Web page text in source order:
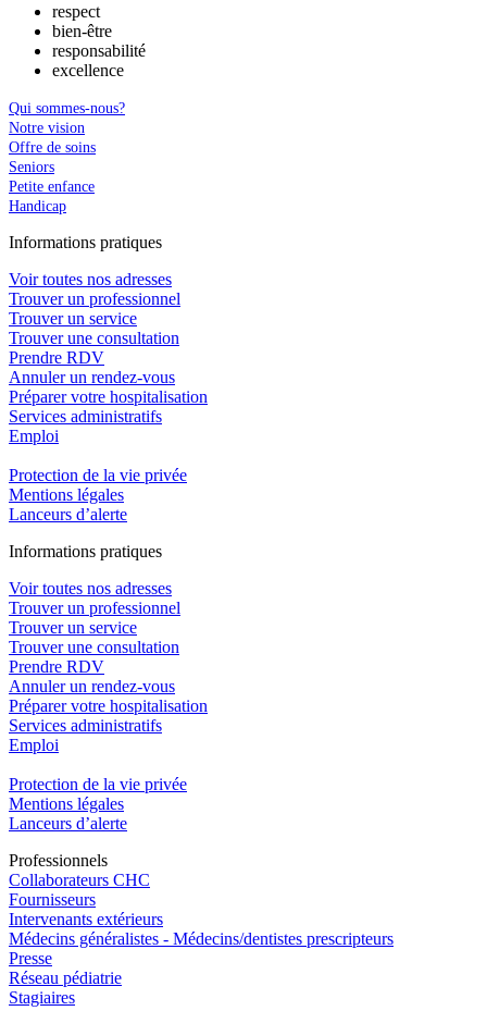
respect
bien-être
responsabilité
excellence
Qui sommes-nous?
Notre vision
Offre de soins
Seniors
Petite enfance
Handicap
Informations pratiques
Voir toutes nos adresses
Trouver un professionnel
Trouver un service
Trouver une consultation
Prendre RDV
Annuler un rendez-vous
Préparer votre hospitalisation
Services administratifs
Emploi​
Protection de la vie privée
Mentions légales
Lanceurs d’alerte
Informations pratiques
Voir toutes nos adresses
Trouver un professionnel
Trouver un service
Trouver une consultation
Prendre RDV
Annuler un rendez-vous
Préparer votre hospitalisation
Services administratifs
Emploi​
Protection de la vie privée
Mentions légales
Lanceurs d’alerte
Professionnels
Collaborateurs CHC
Fournisseurs
Intervenants extérieurs
Médecins généralistes - Médecins/dentistes prescripteurs
Presse
Réseau pédiatrie
Stagiaires